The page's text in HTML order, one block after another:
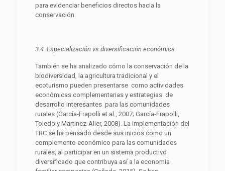
para evidenciar beneficios directos hacia la
conservación.
3.4. Especialización vs diversificación económica
También se ha analizado cómo la conservación de la
biodiversidad, la agricultura tradicional y el
ecoturismo pueden presentarse como actividades
económicas complementarias y estrategias de
desarrollo interesantes para las comunidades
rurales (García-Frapolli et al., 2007; García-Frapolli,
Toledo y Martinez-Alier, 2008). La implementación del
TRC se ha pensado desde sus inicios como un
complemento económico para las comunidades
rurales, al participar en un sistema productivo
diversificado que contribuya así a la economía